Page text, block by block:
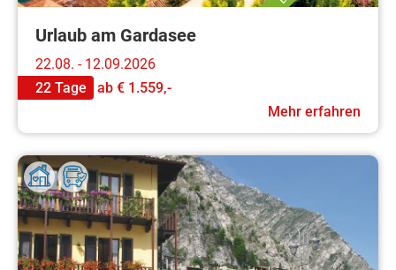
Urlaub am Gardasee
22.08. - 12.09.2026
22 Tage
ab € 1.559,-
Mehr erfahren